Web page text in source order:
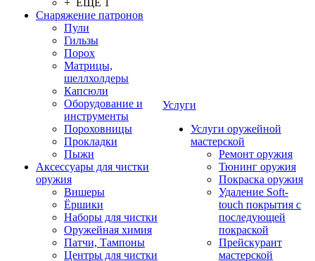
+ ЕЩЕ 1
Снаряжение патронов
Пули
Гильзы
Порох
Матрицы,
шеллхолдеры
Капсюли
Оборудование и
инструменты
Пороховницы
Прокладки
Пыжи
Аксессуары для чистки
оружия
Вишеры
Ёршики
Наборы для чистки
Оружейная химия
Патчи, Тампоны
Центры для чистки
Услуги
Услуги оружейной
мастерской
Ремонт оружия
Тюнинг оружия
Покраска оружия
Удаление Soft-
touch покрытия с
последующей
покраской
Прейскурант
мастерской